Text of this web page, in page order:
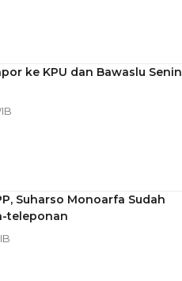
ke KPU dan Bawaslu Senin
Suharso Monoarfa Sudah
teleponan